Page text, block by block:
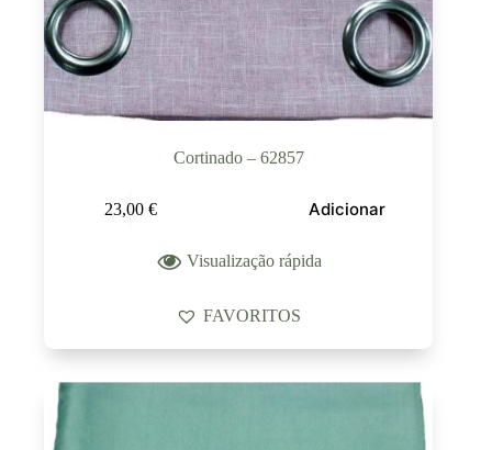
Cortinado – 62857
23,00 € Adicionar
Visualização rápida
FAVORITOS